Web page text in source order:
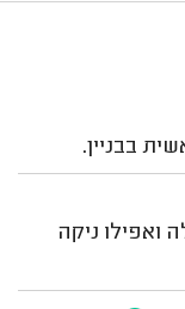
בבניין.
ואפילו ניקה